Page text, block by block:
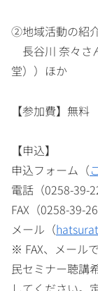
②地域活動の紹
長谷川 奈々さ
堂））ほか
【参加費】無料
【申込】
申込フォーム（
電話（0258-39-
FAX（0258-39-
メール（
※ FAX、メール
民セミナー聴講